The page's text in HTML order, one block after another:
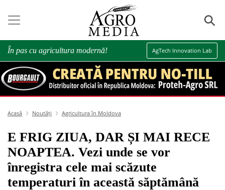
⚲
În pas cu agricultura modernă! AgTech Innovation Lab
Acasă Noutăți Agricultura în Moldova
E FRIG ZIUA, DAR ȘI MAI RECE
NOAPTEA. Vezi unde se vor
înregistra cele mai scăzute
temperaturi în această săptămână